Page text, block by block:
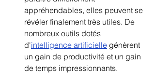
appréhendables, elles peuvent se
révéler finalement très utiles. De
nombreux outils dotés
d'intelligence artificielle génèrent
un gain de productivité et un gain
de temps impressionnants.